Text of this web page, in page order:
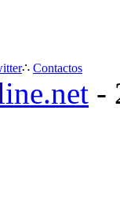
∴ Contactos
-